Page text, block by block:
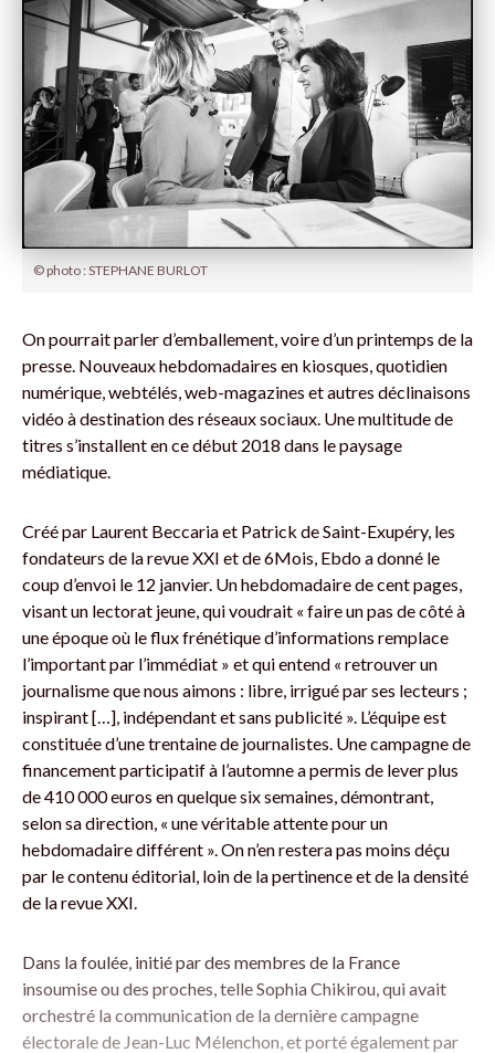
© photo : STEPHANE BURLOT
On pourrait parler d’emballement, voire d’un printemps de la
presse. Nouveaux hebdomadaires en kiosques, quotidien
numérique, webtélés, web-magazines et autres déclinaisons
vidéo à destination des réseaux sociaux. Une multitude de
titres s’installent en ce début 2018 dans le paysage
médiatique.
Créé par Laurent Beccaria et Patrick de Saint-Exupéry, les
fondateurs de la revue XXI et de 6Mois, Ebdo a donné le
coup d’envoi le 12 janvier. Un hebdomadaire de cent pages,
visant un lectorat jeune, qui voudrait « faire un pas de côté à
une époque où le flux frénétique d’informations remplace
l’important par l’immédiat » et qui entend « retrouver un
journalisme que nous aimons : libre, irrigué par ses lecteurs ;
inspirant […], indépendant et sans publicité ». L’équipe est
constituée d’une trentaine de journalistes. Une campagne de
financement participatif à l’automne a permis de lever plus
de 410 000 euros en quelque six semaines, démontrant,
selon sa direction, « une véritable attente pour un
hebdomadaire différent ». On n’en restera pas moins déçu
par le contenu éditorial, loin de la pertinence et de la densité
de la revue XXI.
Dans la foulée, initié par des membres de la France
insoumise ou des proches, telle Sophia Chikirou, qui avait
orchestré la communication de la dernière campagne
électorale de Jean-Luc Mélenchon, et porté également par